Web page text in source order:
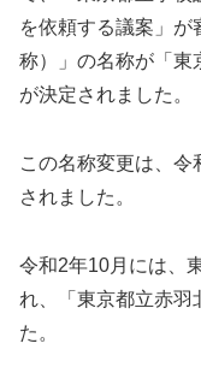
を依頼する議案」が
称）」の名称が「東
が決定されました。
この名称変更は、
されました。
令和2年10月には、
れ、「東京都立赤羽
た。